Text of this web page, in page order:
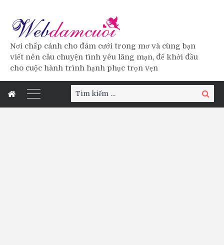
Nơi chấp cánh cho đám cưới trong mơ và cùng bạn
viết nên câu chuyện tình yêu lãng mạn, để khởi đầu
cho cuộc hành trình hạnh phục trọn vẹn
Tìm
kiếm:
Tìm
kiếm